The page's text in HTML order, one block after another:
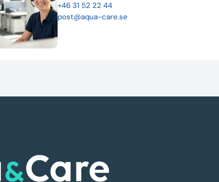
+46 31 52 22 44
post@aqua-care.se